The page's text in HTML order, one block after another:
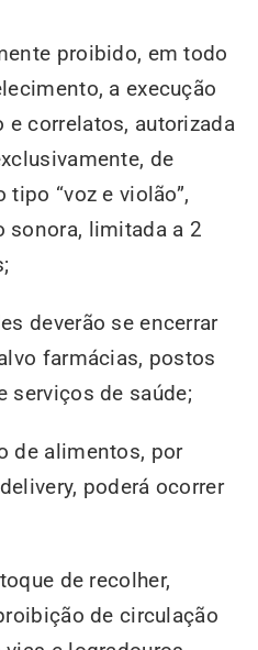
proibido, em todo
a execução
e correlatos, autorizada
de
“voz e violão”,
sonora, limitada a 2
deverão se encerrar
farmácias, postos
serviços de saúde;
de alimentos, por
poderá ocorrer
de recolher,
de circulação